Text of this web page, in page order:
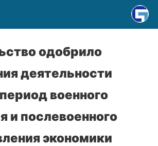
одобрило
деятельности
военного
и послевоенного
экономики